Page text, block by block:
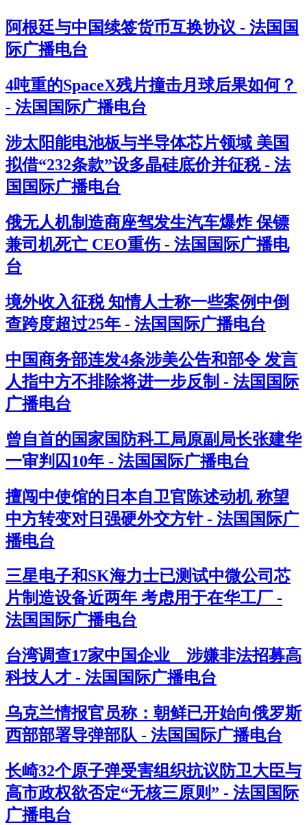
阿根廷与中国续签货币互换协议 - 法国国
际广播电台
4吨重的SpaceX残片撞击月球后果如何？
- 法国国际广播电台
涉太阳能电池板与半导体芯片领域 美国
拟借“232条款”设多晶硅底价并征税 - 法
国国际广播电台
俄无人机制造商座驾发生汽车爆炸 保镖
兼司机死亡 CEO重伤 - 法国国际广播电
台
境外收入征税 知情人士称一些案例中倒
查跨度超过25年 - 法国国际广播电台
中国商务部连发4条涉美公告和部令 发言
人指中方不排除将进一步反制 - 法国国际
广播电台
曾自首的国家国防科工局原副局长张建华
一审判囚10年 - 法国国际广播电台
擅闯中使馆的日本自卫官陈述动机 称望
中方转变对日强硬外交方针 - 法国国际广
播电台
三星电子和SK海力士已测试中微公司芯
片制造设备近两年 考虑用于在华工厂 -
法国国际广播电台
台湾调查17家中国企业 涉嫌非法招募高
科技人才 - 法国国际广播电台
乌克兰情报官员称：朝鲜已开始向俄罗斯
西部部署导弹部队 - 法国国际广播电台
长崎32个原子弹受害组织抗议防卫大臣与
高市政权欲否定“无核三原则” - 法国国际
广播电台